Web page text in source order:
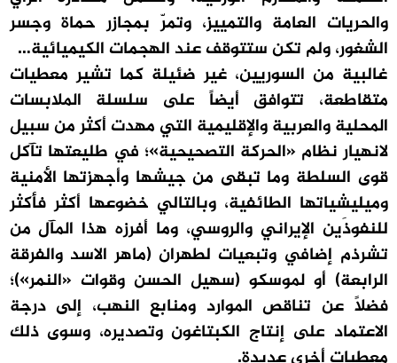
والحريات العامة والتمييز، وتمرّ بمجازر حماة وجسر
الشغور، ولم تكن ستتوقف عند الهجمات الكيميائية…
غالبية من السوريين، غير ضئيلة كما تشير معطيات
متقاطعة، تتوافق أيضاً على سلسلة الملابسات
المحلية والعربية والإقليمية التي مهدت أكثر من سبيل
لانهيار نظام «الحركة التصحيحية»؛ في طليعتها تآكل
قوى السلطة وما تبقى من جيشها وأجهزتها الأمنية
وميليشياتها الطائفية، وبالتالي خضوعها أكثر فأكثر
للنفوذَين الإيراني والروسي، وما أفرزه هذا المآل من
تشرذم إضافي وتبعيات لطهران (ماهر الاسد والفرقة
الرابعة) أو لموسكو (سهيل الحسن وقوات «النمر»)؛
فضلاً عن تناقص الموارد ومنابع النهب، إلى درجة
الاعتماد على إنتاج الكبتاغون وتصديره، وسوى ذلك